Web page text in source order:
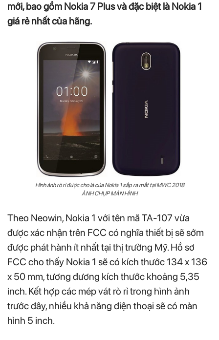
mới, bao gồm Nokia 7 Plus và đặc biệt là Nokia 1
giá rẻ nhất của hãng.
Hình ảnh rò rỉ được cho là của Nokia 1 sắp ra mắt tại MWC 2018
ẢNH CHỤP MÀN HÌNH
Theo Neowin, Nokia 1 với tên mã TA-107 vừa
được xác nhận trên FCC có nghĩa thiết bị sẽ sớm
được phát hành ít nhất tại thị trường Mỹ. Hồ sơ
FCC cho thấy Nokia 1 sẽ có kích thước 134 x 136
x 50 mm, tương đương kích thước khoảng 5,35
inch. Kết hợp các mép vát rò rỉ trong hình ảnh
trước đây, nhiều khả năng điện thoại sẽ có màn
hình 5 inch.